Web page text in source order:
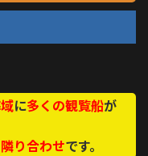
に多くの観覧船が
り合わせです。